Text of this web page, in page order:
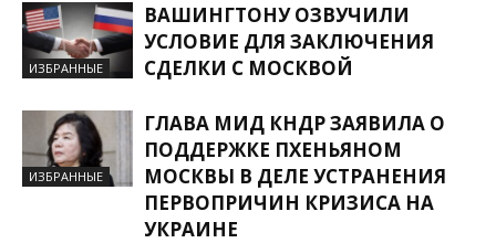
ИЗБРАННЫЕ
ВАШИНГТОНУ ОЗВУЧИЛИ
УСЛОВИЕ ДЛЯ ЗАКЛЮЧЕНИЯ
СДЕЛКИ С МОСКВОЙ
ИЗБРАННЫЕ
ГЛАВА МИД КНДР ЗАЯВИЛА О
ПОДДЕРЖКЕ ПХЕНЬЯНОМ
МОСКВЫ В ДЕЛЕ УСТРАНЕНИЯ
ПЕРВОПРИЧИН КРИЗИСА НА
УКРАИНЕ